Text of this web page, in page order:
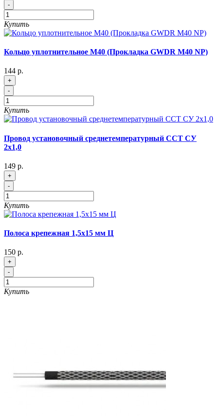
-
Купить
Кольцо уплотнительное М40 (Прокладка GWDR M40 NP)
144 р.
+
-
Купить
Провод установочный среднетемпературный ССТ СУ
2х1,0
149 р.
+
-
Купить
Полоса крепежная 1,5х15 мм Ц
150 р.
+
-
Купить